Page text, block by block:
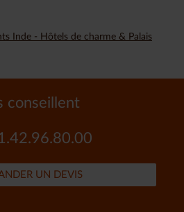
Inde - Hôtels de charme & Palais
conseillent
UN DEVIS